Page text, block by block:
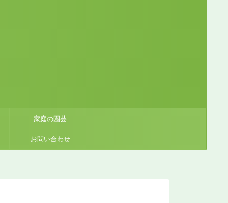
家庭の園芸
お問い合わせ